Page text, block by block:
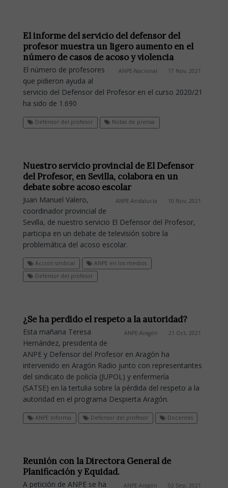
El informe del servicio del defensor del
profesor muestra un ligero aumento en el
número de casos de acoso y violencia
ANPE-Nacional 17 Nov, 2021
El número de profesores
que pidieron ayuda al
servicio del Defensor del Profesor en el curso 2020/21
ha sido de 1.690
Defensor del profesor Notas de prensa
Nuestro servicio provincial de El Defensor
del Profesor, en Sevilla, colabora en un
debate sobre acoso escolar
ANPE-Andalucía 10 Nov, 2021
Juan Manuel Valero,
coordinador provincial de
Sevilla, de nuestro servicio El Defensor del Profesor,
participa en un debate de televisión sobre la
problemática del acoso escolar.
Acción sindical
ANPE en los medios
Defensor del profesor
¿Se ha perdido el respeto a la autoridad?
ANPE-Aragón 21 Oct, 2021
Esta mañana Teresa
Hernández, presidenta de
ANPE y Defensor del Profesor en Aragón ha
intervenido en Aragón Radio junto con representantes
del sindicato de policía (JUPOL) y enfermería
(SATSE) en la tertulia sobre la pérdida del respeto a la
autoridad en el programa Despierta Aragón.
ANPE Informa Defensor del profesor Docentes
Reunión con la Directora General de
Planificación y Equidad.
ANPE-Aragón 02 Sep, 2021
A petición de ANPE se ha